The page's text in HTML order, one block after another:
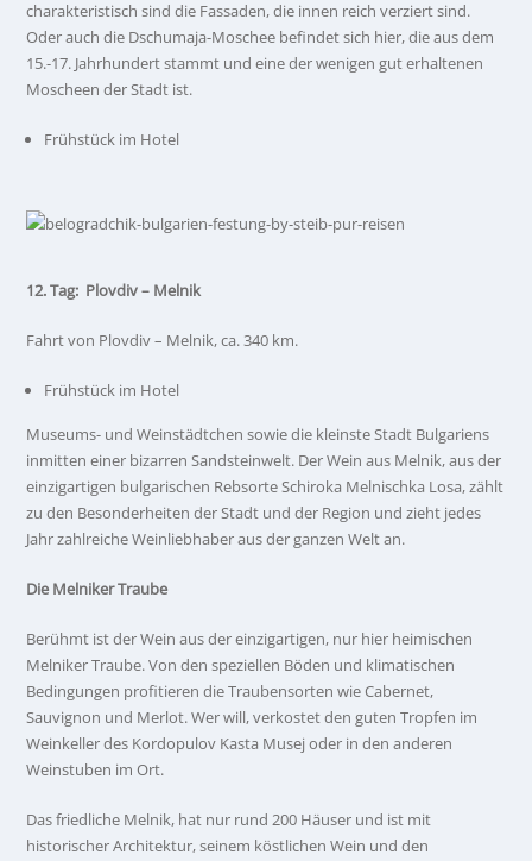
charakteristisch sind die Fassaden, die innen reich verziert sind.
Oder auch die Dschumaja-Moschee befindet sich hier, die aus dem
15.-17. Jahrhundert stammt und eine der wenigen gut erhaltenen
Moscheen der Stadt ist.
Frühstück im Hotel
12. Tag: Plovdiv – Melnik
Fahrt von Plovdiv – Melnik, ca. 340 km.
Frühstück im Hotel
Museums- und Weinstädtchen sowie die kleinste Stadt Bulgariens
inmitten einer bizarren Sandsteinwelt. Der Wein aus Melnik, aus der
einzigartigen bulgarischen Rebsorte Schiroka Melnischka Losa, zählt
zu den Besonderheiten der Stadt und der Region und zieht jedes
Jahr zahlreiche Weinliebhaber aus der ganzen Welt an.
Die Melniker Traube
Berühmt ist der Wein aus der einzigartigen, nur hier heimischen
Melniker Traube. Von den speziellen Böden und klimatischen
Bedingungen profitieren die Traubensorten wie Cabernet,
Sauvignon und Merlot. Wer will, verkostet den guten Tropfen im
Weinkeller des Kordopulov Kasta Musej oder in den anderen
Weinstuben im Ort.
Das friedliche Melnik, hat nur rund 200 Häuser und ist mit
historischer Architektur, seinem köstlichen Wein und den